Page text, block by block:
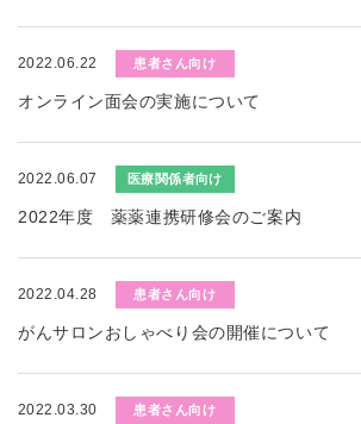
2022.06.22 患者さん向け
オンライン面会の実施について
2022.06.07 医療関係者向け
2022年度 薬薬連携研修会のご案内
2022.04.28 患者さん向け
がんサロンおしゃべり会の開催について
2022.03.30 患者さん向け